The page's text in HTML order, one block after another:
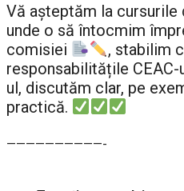
Vă aşteptăm la cursurile
unde o să întocmim
comisiei
, stabilim
responsabilitățile
ul, discutăm clar, pe
practică.
——————————-